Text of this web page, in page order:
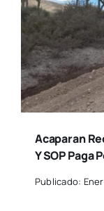
Acaparan
Y SOP Paga
Publicado: